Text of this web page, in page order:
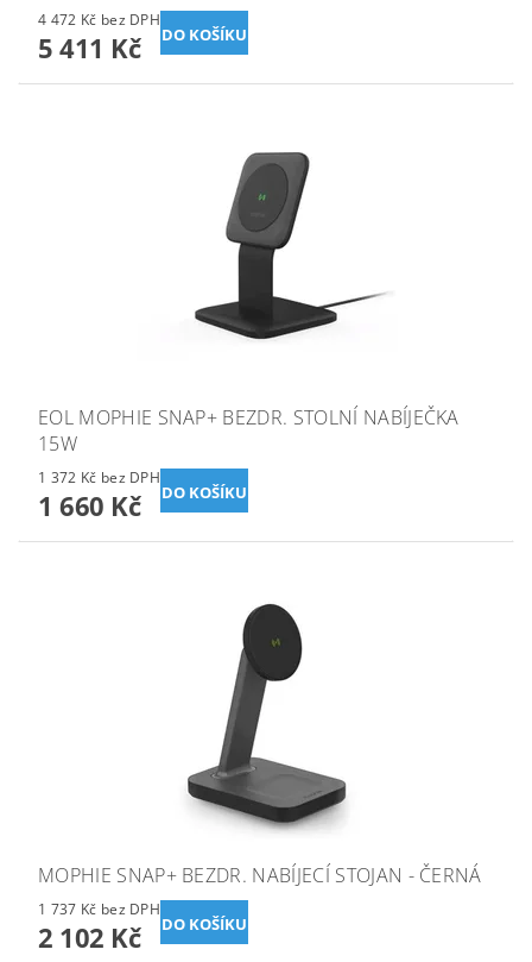
4 472 Kč bez DPH
5 411 Kč
EOL MOPHIE SNAP+ BEZDR. STOLNÍ NABÍJEČKA
15W
1 372 Kč bez DPH
1 660 Kč
MOPHIE SNAP+ BEZDR. NABÍJECÍ STOJAN - ČERNÁ
1 737 Kč bez DPH
2 102 Kč